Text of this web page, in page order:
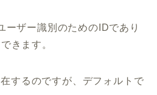
ーザー識別のためのIDであり
きます。
するのですが、デフォルトで